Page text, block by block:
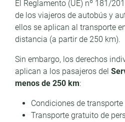
El Reglamento (UE) nº 181/
de los viajeros de autobús y
ellos se aplican al transporte
distancia (a partir de 250 km).
Sin embargo, los derechos
aplican a los pasajeros del
menos de 250 km:
Condiciones de
Transporte gratuito de